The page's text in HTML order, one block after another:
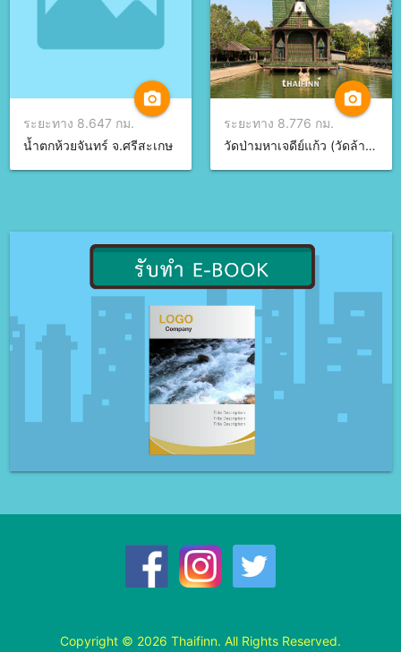
camera_alt
ระยะทาง 8.647 กม.
น้ำตกห้วยจันทร์ จ.ศรีสะเกษ
camera_alt
ระยะทาง 8.776 กม.
วัดป่ามหาเจดีย์แก้ว (วัดล้านขวด) จ.ศรีสะเกษ
Copyright © 2026 Thaifinn. All Rights Reserved.